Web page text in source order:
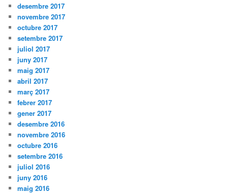
desembre 2017
novembre 2017
octubre 2017
setembre 2017
juliol 2017
juny 2017
maig 2017
abril 2017
març 2017
febrer 2017
gener 2017
desembre 2016
novembre 2016
octubre 2016
setembre 2016
juliol 2016
juny 2016
maig 2016